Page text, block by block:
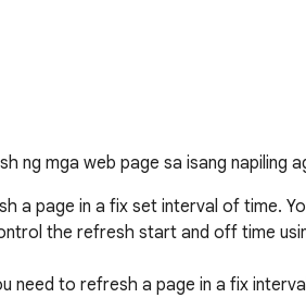
ng mga web page sa isang napiling
a page in a fix set interval of time.
the refresh start and off time
need to refresh a page in a fix